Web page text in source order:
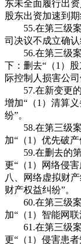
东未全面履行出资
股东出资加速到期
55.在第三级案
司决议不成立确认
56.在第三级案
下：删去“（1）
际控制人损害公
57.在新变更的
增加“（1）清算
纷”。
58.在第三级案
加“（1）优先破产
59.在删去的第
更“（1）网络侵
八、网络虚拟财
财产权益纠纷”。
60.在第三级案
加“（1）智能网
61.在第三级案
更“（1）侵害患